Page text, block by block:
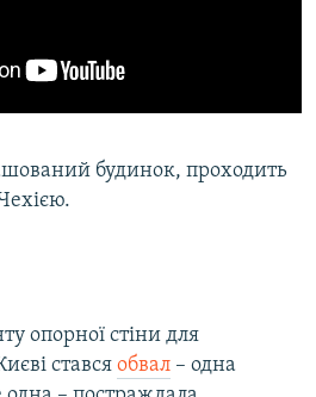
будинок, проходить
опорної стіни для
стався обвал – одна